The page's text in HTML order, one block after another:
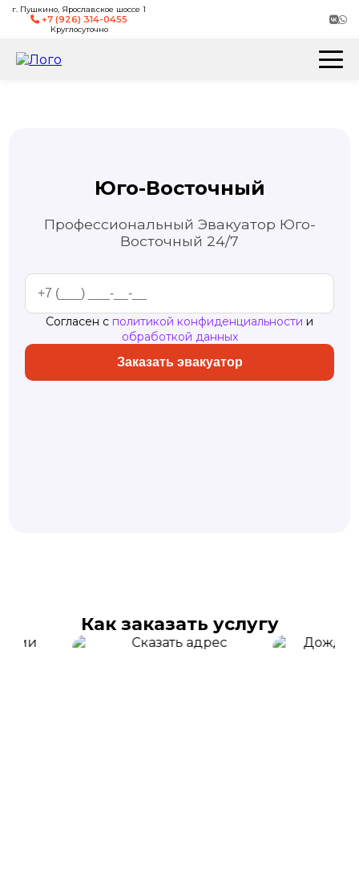
г. Пушкино, Ярославское шоссе 1
+7 (926) 314-0455
Круглосуточно
Юго-Восточный
Профессиональный Эвакуатор Юго-
Восточный 24/7
Согласен с политикой конфиденциальности и
обработкой данных
Заказать эвакуатор
Как заказать услугу